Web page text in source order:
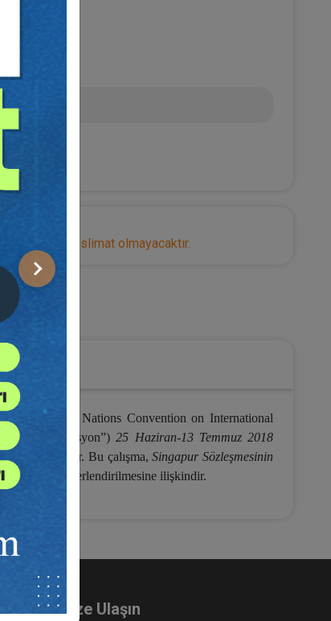
Sonraki
bir teslimat olmayacaktır.
Hukuku
United Nations Convention on International
“Komisyon”) 25 Haziran-13 Temmuz 2018
karar verilmiştir. Bu çalışma,Singapur Sözleşmesinin
değerlendirilmesine ilişkindir.
Bize Ulaşın